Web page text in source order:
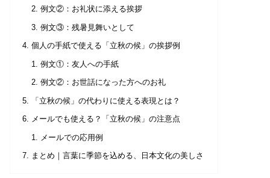
例文②：お礼状に添える挨拶
例文③：残暑見舞いとして
個人の手紙で使える「立秋の候」の挨拶例
例文①：友人への手紙
例文②：お世話になった方へのお礼
「立秋の候」の代わりに使える表現とは？
メールでも使える？「立秋の候」の注意点
メールでの応用例
まとめ｜言葉に季節を込める、日本文化の美しさ